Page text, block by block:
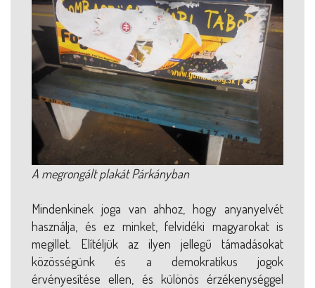
A megrongált plakát Párkányban
Mindenkinek joga van ahhoz, hogy anyanyelvét
használja, és ez minket, felvidéki magyarokat is
megillet. Elítéljük az ilyen jellegű támadásokat
közösségünk és a demokratikus jogok
érvényesítése ellen, és különös érzékenységgel